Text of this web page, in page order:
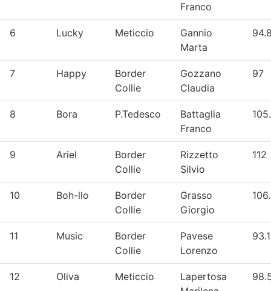
Franco
6 Lucky Meticcio
Gannio
Marta
7 Happy
Border
Collie
Gozzano
Claudia
97
8 Bora P.Tedesco
Battaglia
Franco
9 Ariel
Border
Collie
Rizzetto
Silvio
112
10 Boh-llo
Border
Collie
Grasso
Giorgio
11 Music
Border
Collie
Pavese
Lorenzo
93.1
12 Oliva Meticcio
Lapertosa